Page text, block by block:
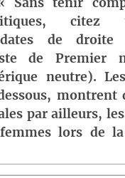
citez
de
de Premier
neutre).
montrent
par ailleurs,
lors de la